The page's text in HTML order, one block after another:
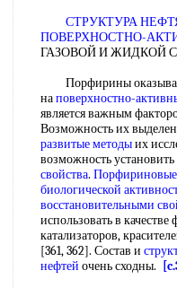
СТРУКТУРА
ПОВЕРХНОСТНО-
ГАЗОВОЙ И ЖИДКОЙ
Порфирины
наповерхностно-
является важным
Возможность их
развитые методыих
возможность
свойства.
биологической
восстановительными
использовать в
катализаторов,
[361, 362]. Состав и
нефтей очень сходны.